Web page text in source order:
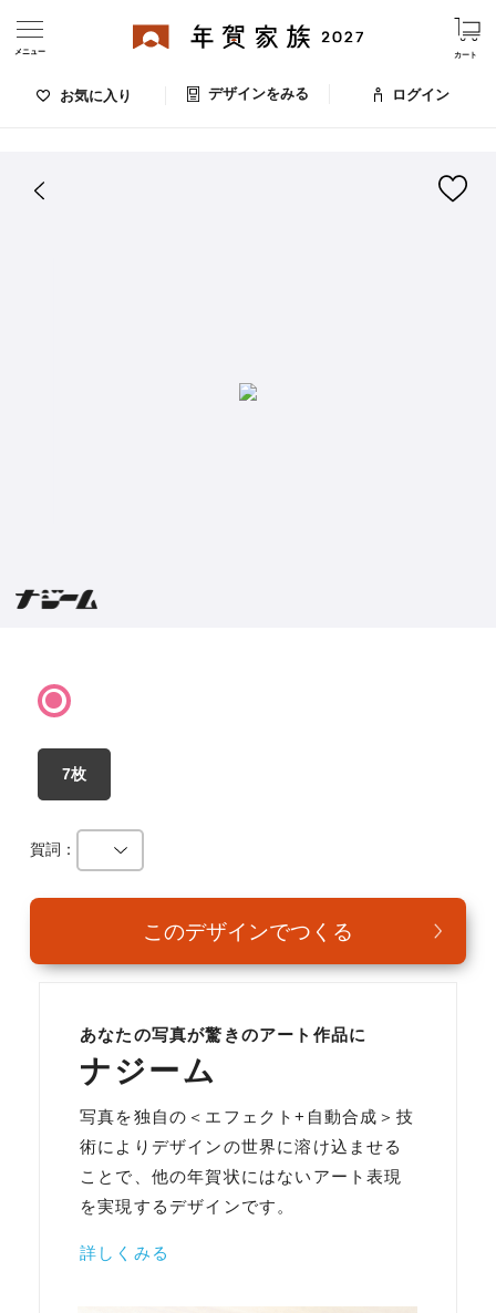
お気に入り デザインをみる
カート
ログイン
メニュー
デザインをみる
はがきの常識・マナー
お問い合わせ
7枚
賀詞：
あなたの写真が驚きのアート作品に
ナジーム
写真を独自の＜エフェクト+自動合成＞技
術によりデザインの世界に溶け込ませる
ことで、他の年賀状にはないアート表現
を実現するデザインです。
詳しくみる